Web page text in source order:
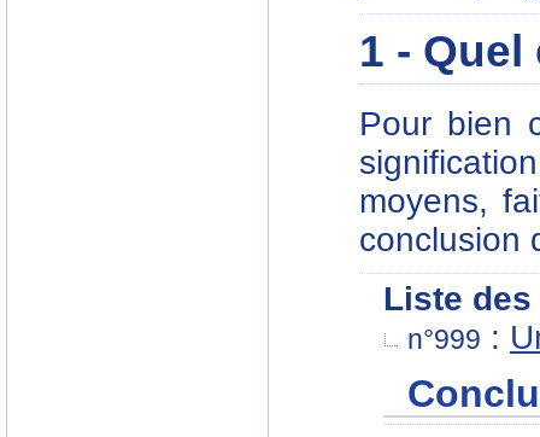
1 -
Pour bien
moyens,
conclusion
Liste
n°999 :